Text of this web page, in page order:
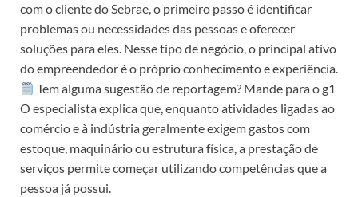
com o cliente do Sebrae, o primeiro passo é identificar
problemas ou necessidades das pessoas e oferecer
soluções para eles. Nesse tipo de negócio, o principal ativo
do empreendedor é o próprio conhecimento e experiência.
Tem alguma sugestão de reportagem? Mande para o g1
O especialista explica que, enquanto atividades ligadas ao
comércio e à indústria geralmente exigem gastos com
estoque, maquinário ou estrutura física, a prestação de
serviços permite começar utilizando competências que a
pessoa já possui.